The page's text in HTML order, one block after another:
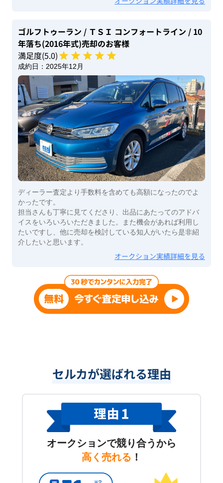
ゴルフトゥーラン / ＴＳＩ コンフォートライン / 10
年落ち(2016年式)売却のお客様
満足度(5.0)
成約日： 2025年12月
ディーラー査定より手数料を含めても高額になったのでよ
かったです。
担当さんも丁寧に見てくださり、出品にあたってのアドバ
イスをいろいろいただきました。また機会があれば利用し
たいですし、他に売却を検討している知人がいたら是非紹
介したいと思います。
オークション実績詳細を見る
セルカが選ばれる理由
オークションで競り合うから
高く売れる ！